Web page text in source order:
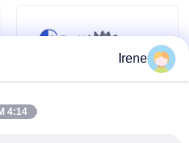
اطلب اقتباس
آلات الحفر
Irene
4:14 PM